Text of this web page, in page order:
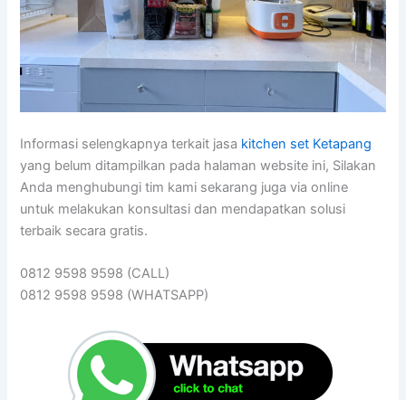
Informasi selengkapnya terkait jasa kitchen set Ketapang
yang belum ditampilkan pada halaman website ini, Silakan
Anda menghubungi tim kami sekarang juga via online
untuk melakukan konsultasi dan mendapatkan solusi
terbaik secara gratis.
0812 9598 9598 (CALL)
0812 9598 9598 (WHATSAPP)